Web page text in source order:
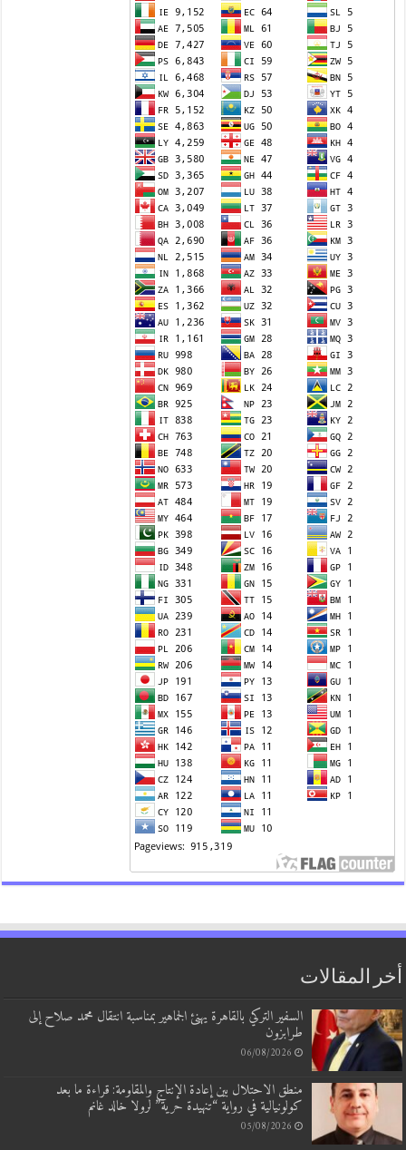
أخر المقالات
السفير التركي بالقاهرة يهنئ الجماهير بمناسبة انتقال محمد صلاح إلى
طرابزون
06/08/2026
منطق الاحتلال بين إعادة الإنتاج والمقاومة: قراءة ما بعد
كولونيالية في رواية “تنهيدة حرية” لرولا خالد غانم
05/08/2026